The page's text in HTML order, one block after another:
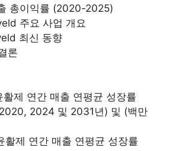
총이익률 (2020-2025)
주요 사업 개요
최신 동향
론
활제 연간 매출 연평균 성장률
2024 및 2031년) 및 (백만
활제 연간 매출 연평균 성장률